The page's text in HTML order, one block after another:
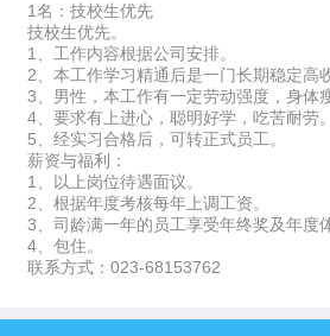
1名：技校生优先
技校生优先。
1、工作内容根据公司安排。
2、本工作学习精通后是一门长期稳定高
3、男性，本工作有一定劳动强度，身体
4、要求有上进心，聪明好学，吃苦耐劳。
5、经实习合格后，可转正式员工。
薪资与福利：
1、以上岗位待遇面议。
2、根据年度考核每年上调工资。
3、司龄满一年的员工享受年终奖及年度
4、包住。
联系方式：023-68153762